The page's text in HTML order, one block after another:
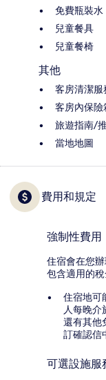
免費瓶裝水
兒童餐具
兒童餐椅
其他
客房清潔服
客房內保險
旅遊指南/
當地地圖
費用和規定
強制性費用
住宿會在您
包含適用的稅
住宿地可
人每晚介
還有其他
訂確認信
可選設施服